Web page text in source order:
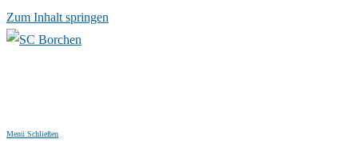
Zum Inhalt springen
Menü Schließen